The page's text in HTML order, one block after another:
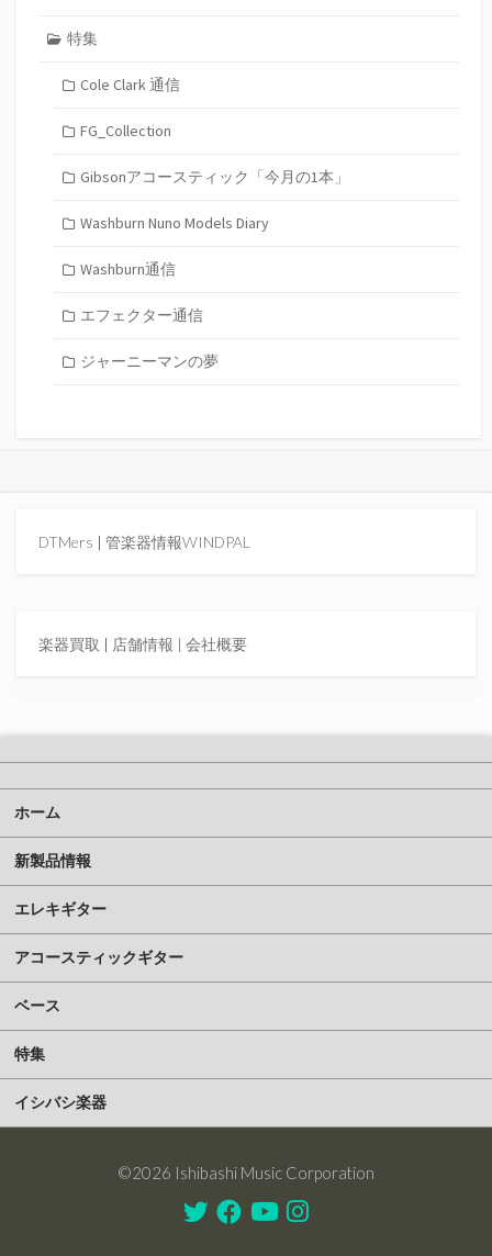
特集
Cole Clark 通信
FG_Collection
Gibsonアコースティック「今月の1本」
Washburn Nuno Models Diary
Washburn通信
エフェクター通信
ジャーニーマンの夢
DTMers | 管楽器情報WINDPAL
楽器買取 | 店舗情報 | 会社概要
ホーム
新製品情報
エレキギター
アコースティックギター
ベース
特集
イシバシ楽器
©2026 Ishibashi Music Corporation
TwitterFacebook
YoutubeInstagram